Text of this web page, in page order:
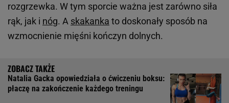
rozgrzewka. W tym sporcie ważna jest zarówno siła
rąk, jak i nóg. A skakanka to doskonały sposób na
wzmocnienie mięśni kończyn dolnych.
Natalia Gacka opowiedziała o ćwiczeniu boksu:
płaczę na zakończenie każdego treningu